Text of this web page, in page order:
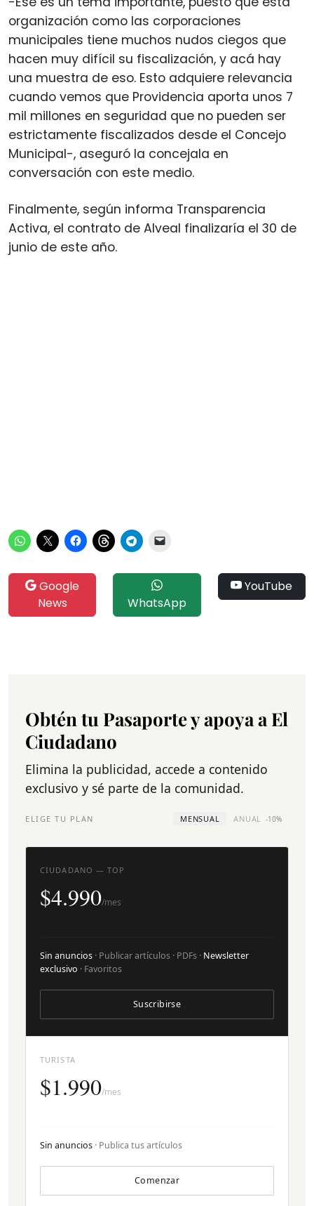
organización como las corporaciones
municipales tiene muchos nudos ciegos que
hacen muy difícil su fiscalización, y acá hay
una muestra de eso. Esto adquiere relevancia
cuando vemos que Providencia aporta unos 7
mil millones en seguridad que no pueden ser
estrictamente fiscalizados desde el Concejo
Municipal-, aseguró la concejala en
conversación con este medio.
Finalmente, según informa Transparencia
Activa, el contrato de Alveal finalizaría el 30 de
junio de este año.
Google
News
WhatsApp
YouTube
Obtén tu Pasaporte y apoya a El
Ciudadano
Elimina la publicidad, accede a contenido
exclusivo y sé parte de la comunidad.
ELIGE TU PLAN MENSUAL ANUAL -10%
TURISTA
$1.990/mes
Sin anuncios · Publica tus artículos
Comenzar
CIUDADANO — TOP
$4.990/mes
Sin anuncios · Publicar artículos · PDFs · Newsletter
exclusivo · Favoritos
Suscribirse